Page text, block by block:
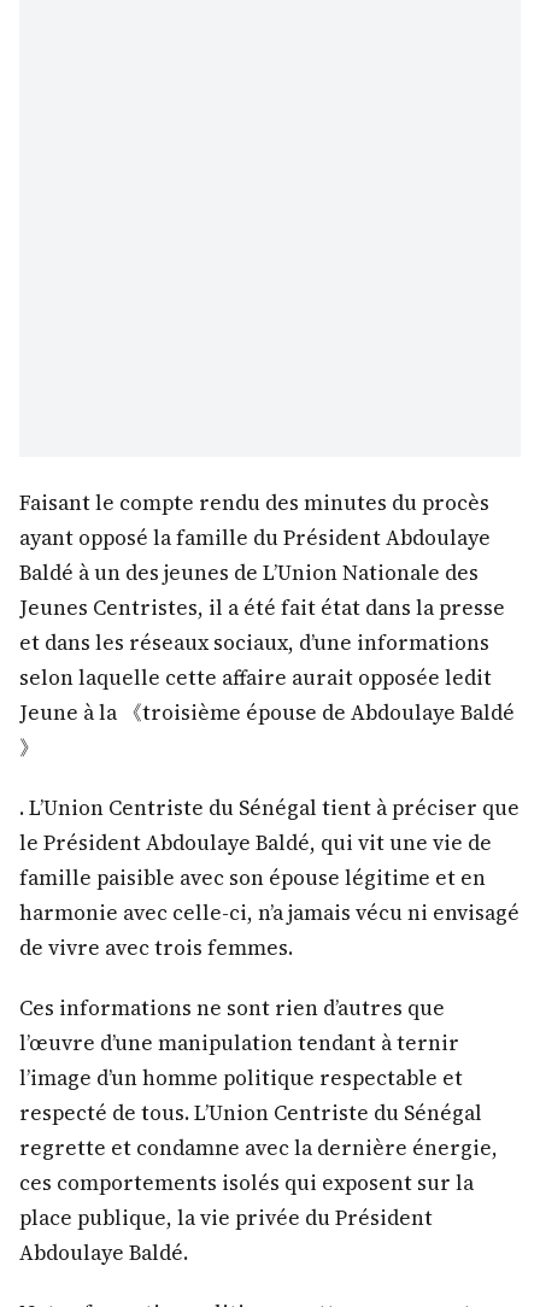
Faisant le compte rendu des minutes du procès
ayant opposé la famille du Président Abdoulaye
Baldé à un des jeunes de L’Union Nationale des
Jeunes Centristes, il a été fait état dans la presse
et dans les réseaux sociaux, d’une informations
selon laquelle cette affaire aurait opposée ledit
Jeune à la 《troisième épouse de Abdoulaye Baldé
》
. L’Union Centriste du Sénégal tient à préciser que
le Président Abdoulaye Baldé, qui vit une vie de
famille paisible avec son épouse légitime et en
harmonie avec celle-ci, n’a jamais vécu ni envisagé
de vivre avec trois femmes.
Ces informations ne sont rien d’autres que
l’œuvre d’une manipulation tendant à ternir
l’image d’un homme politique respectable et
respecté de tous. L’Union Centriste du Sénégal
regrette et condamne avec la dernière énergie,
ces comportements isolés qui exposent sur la
place publique, la vie privée du Président
Abdoulaye Baldé.